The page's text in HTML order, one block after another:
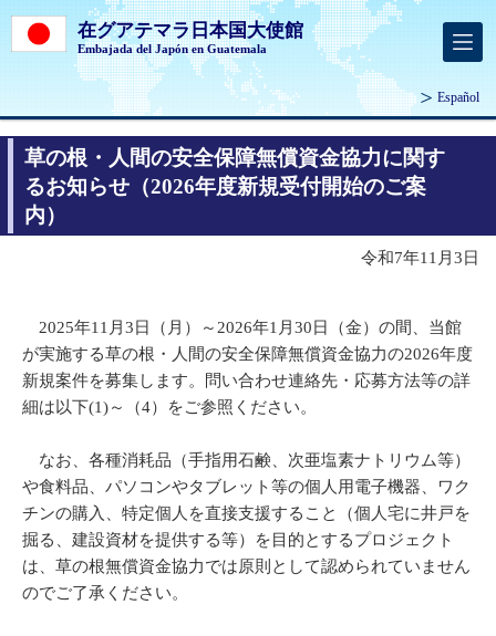
在グアテマラ日本国大使館
Embajada del Japón en Guatemala
Español
草の根・人間の安全保障無償資金協力に関す
るお知らせ（2026年度新規受付開始のご案
内）
令和7年11月3日
2025年11月3日（月）～2026年1月30日（金）の間、当館
が実施する草の根・人間の安全保障無償資金協力の2026年度
新規案件を募集します。問い合わせ連絡先・応募方法等の詳
細は以下(1)～（4）をご参照ください。
なお、各種消耗品（手指用石鹸、次亜塩素ナトリウム等）
や食料品、パソコンやタブレット等の個人用電子機器、ワク
チンの購入、特定個人を直接支援すること（個人宅に井戸を
掘る、建設資材を提供する等）を目的とするプロジェクト
は、草の根無償資金協力では原則として認められていません
のでご了承ください。